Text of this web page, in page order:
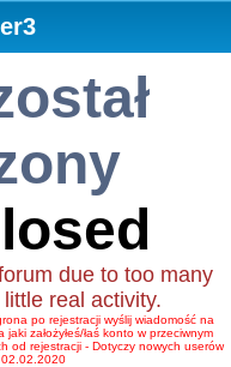
due to too many
real activity.
po rejestracji wyślij wiadomość na
założyłeś/łaś konto w przeciwnym
od rejestracji - Dotyczy nowych userów